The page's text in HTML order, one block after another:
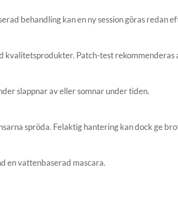
behandling kan en ny session göras redan
kvalitetsprodukter. Patch-test rekommenderas
slappnar av eller somnar under tiden.
spröda. Felaktig hantering kan dock ge
en vattenbaserad mascara.